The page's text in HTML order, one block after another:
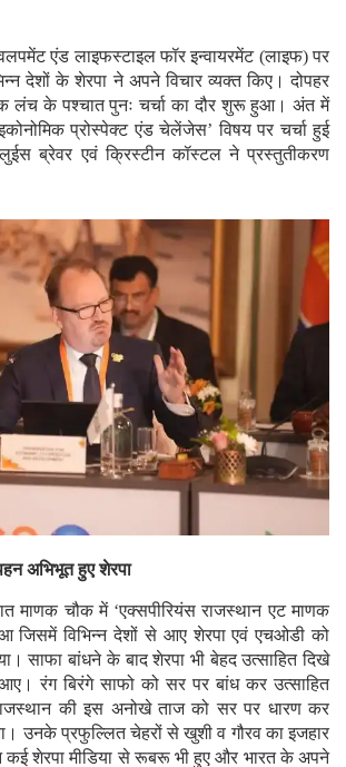
एंड लाइफस्टाइल फॉर इन्वायरमेंट (लाइफ) पर
देशों के शेरपा ने अपने विचार व्यक्त किए। दोपहर
लंच के पश्चात पुनः चर्चा का दौर शुरू हुआ। अंत में
प्रोस्पेक्ट एंड चेलेंजेस’ विषय पर चर्चा हुई
ब्रेवर एवं क्रिस्टीन कॉस्टल ने प्रस्तुतीकरण
अभिभूत हुए शेरपा
माणक चौक में ‘एक्सपीरियंस राजस्थान एट माणक
जिसमें विभिन्न देशों से आए शेरपा एवं एचओडी को
साफा बांधने के बाद शेरपा भी बेहद उत्साहित दिखे
रंग बिरंगे साफो को सर पर बांध कर उत्साहित
की इस अनोखे ताज को सर पर धारण कर
उनके प्रफुल्लित चेहरों से खुशी व गौरव का इजहार
कई शेरपा मीडिया से रूबरू भी हुए और भारत के अपने